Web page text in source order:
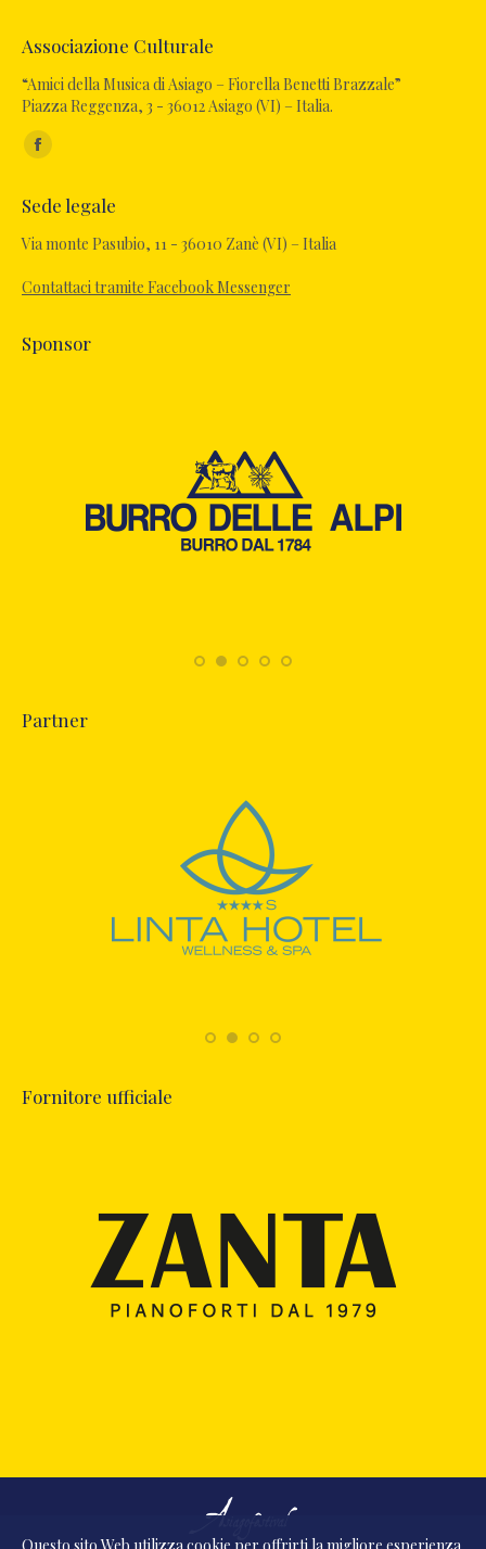
Associazione Culturale
“Amici della Musica di Asiago – Fiorella Benetti Brazzale”
Piazza Reggenza, 3 - 36012 Asiago (VI) – Italia.
Ci puoi trovare su:
Facebook
opens
in
window
Sede legale
Via monte Pasubio, 11 - 36010 Zanè (VI) – Italia
Contattaci tramite Facebook Messenger
Sponsor
Partner
Fornitore ufficiale